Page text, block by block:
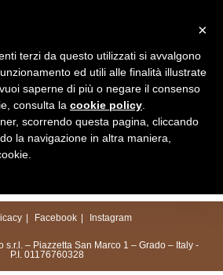
Menu
Facebook Instagram
s.r.l. – Piazzetta San Marco 1 – Grado – Italy -
P.I. 01176760328
×
terzi da questo utilizzati si avvalgono
ed utili alle finalità illustrate
saperne di più o negare il consenso
consulta la cookie policy
scorrendo questa pagina, cliccando
la navigazione in altra maniera,